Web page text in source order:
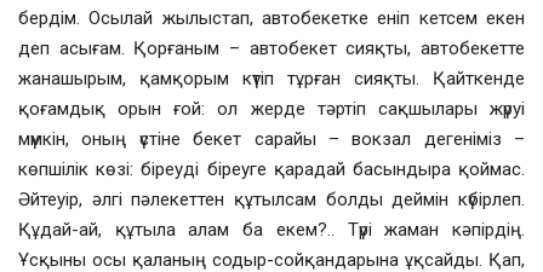
бердім. Осылай жылыстап, автобекетке еніп кетсем екен
деп асығам. Қорғаным – автобекет сияқты, автобекетте
жанашырым, қамқорым күтіп тұрған сияқты. Қайткенде
қоғамдық орын ғой: ол жерде тәртіп сақшылары жүруі
мүмкін, оның үстіне бекет сарайы – вокзал дегеніміз –
көпшілік көзі: біреуді біреуге қарадай басындыра қоймас.
Әйтеуір, әлгі пәлекеттен құтылсам болды деймін күбірлеп.
Құдай-ай, құтыла алам ба екем?.. Түрі жаман кәпірдің.
Ұсқыны осы қаланың содыр-сойқандарына ұқсайды. Қап,